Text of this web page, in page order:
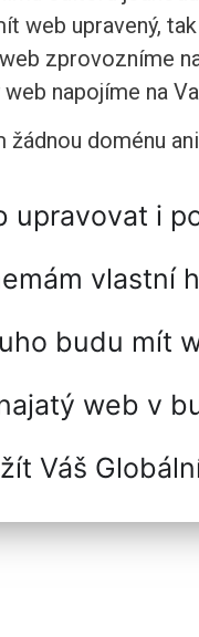
web upravený,
zprovozníme
web napojíme na
žádnou doménu
upravovat i
vlastní
budu mít
web v
Váš